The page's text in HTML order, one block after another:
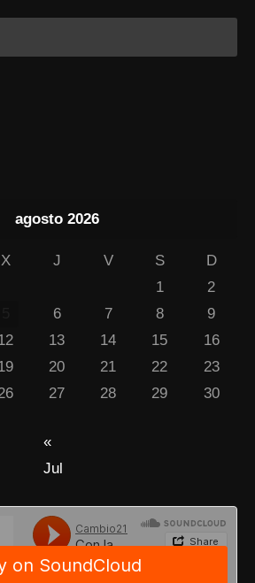
agosto 2026
X J V S
D
1
2
6 7 8
9
13 14 15
16
20 21 22
23
27 28 29
30
«
Jul